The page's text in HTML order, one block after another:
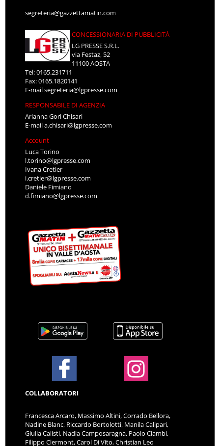
segreteria@gazzettamatin.com
CONCESSIONARIA DI PUBBLICITÀ
LG PRESSE S.R.L.
via Festaz, 52
11100 AOSTA
Tel: 0165.231711
Fax: 0165.1820141
E-mailsegreteria@lgpresse.com
RESPONSABILE DI AGENZIA
Arianna Gori Chisari
E-maila.chisari@lgpresse.com
Account
Luca Torino
l.torino@lgpresse.com
Ivana Cretier
i.cretier@lgpresse.com
Daniele Fimiano
d.fimiano@lgpresse.com
COLLABORATORI
Francesca Arcaro, Massimo Altini, Corrado Bellora,
Nadine Blanc, Riccardo Bortolotti, Manila Calipari,
Giulia Calisti, Nadia Camposaragna, Paolo Ciambi,
Filippo Clermont, Carol Di Vito, Christian Leo